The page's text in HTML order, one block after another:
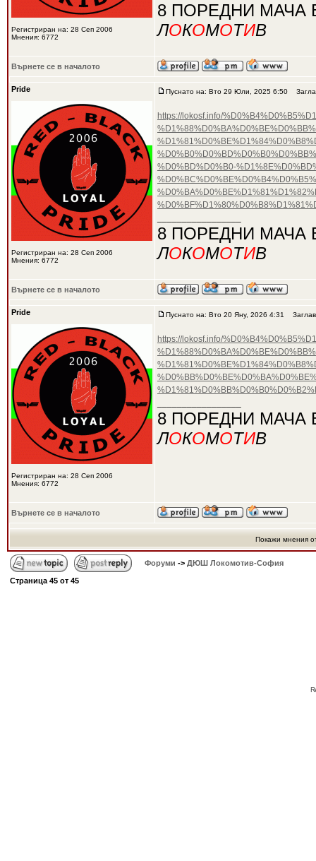
Регистриран на: 28 Сеп 2006
Мнения: 6772
8 ПОРЕДНИ МАЧА
ЛОКОМОТИВ
Върнете се в началото
Pride
Регистриран на: 28 Сеп 2006
Мнения: 6772
Пуснато на: Вто 29 Юли, 2025 6:50
https://lokosf.info/
%D0%BD%D0%B0-
8 ПОРЕДНИ МАЧА
ЛОКОМОТИВ
Върнете се в началото
Pride
Регистриран на: 28 Сеп 2006
Мнения: 6772
Пуснато на: Вто 20 Яну, 2026 4:31
https://lokosf.info/
8 ПОРЕДНИ МАЧА
ЛОКОМОТИВ
Върнете се в началото
Покажи мнения
Форуми -> ДЮШ Локомотив-София
Страница 45 от 45